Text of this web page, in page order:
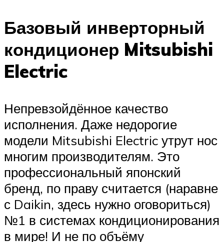
Базовый инверторный
кондиционер Mitsubishi
Electric
Непревзойдённое качество
исполнения. Даже недорогие
модели Mitsubishi Electric утрут нос
многим производителям. Это
профессиональный японский
бренд, по праву считается (наравне
с Daikin, здесь нужно оговориться)
№1 в системах кондиционирования
в мире! И не по объёму